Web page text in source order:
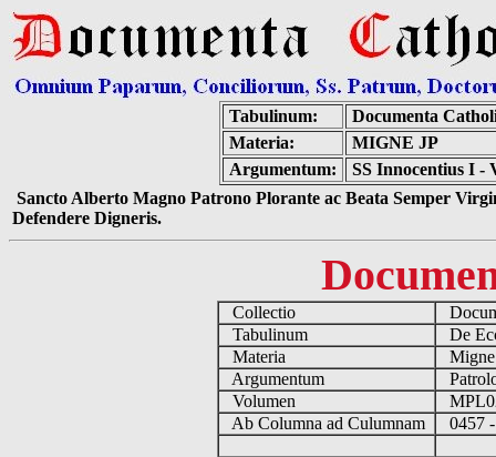
Tabulinum:
Documenta
Materia:
MIGNE JP
Argumentum:
SS Innocentius I -
Sancto Alberto Magno Patrono Plorante ac Beata Semper
Defendere Digneris.
Collectio
Tabulinum
De
Materia
Argumentum
Volumen
Ab Columna ad Culumnam
0457